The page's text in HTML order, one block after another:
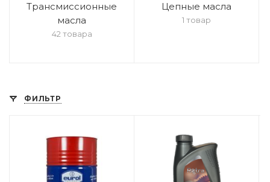
Трансмиссионные
масла
42 товара
Цепные масла
1 товар
ФИЛЬТР